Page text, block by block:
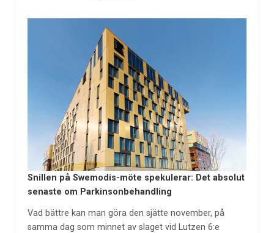
Snillen på Swemodis-möte spekulerar: Det absolut
senaste om Parkinsonbehandling
Vad bättre kan man göra den sjätte november, på
samma dag som minnet av slaget vid Lutzen 6:e